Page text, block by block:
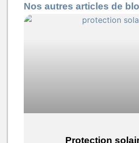
Nos autres articles de
Protection